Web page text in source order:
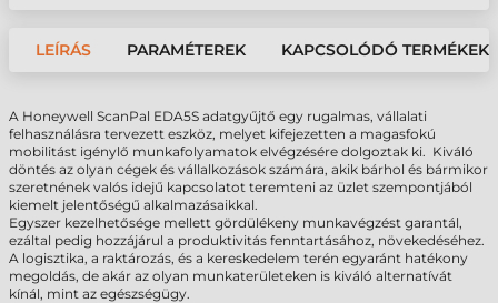
LEÍRÁS PARAMÉTEREK KAPCSOLÓDÓ TERMÉKEK
A Honeywell ScanPal EDA5S adatgyűjtő egy rugalmas, vállalati
felhasználásra tervezett eszköz, melyet kifejezetten a magasfokú
mobilitást igénylő munkafolyamatok elvégzésére dolgoztak ki. Kiváló
döntés az olyan cégek és vállalkozások számára, akik bárhol és bármikor
szeretnének valós idejű kapcsolatot teremteni az üzlet szempontjából
kiemelt jelentőségű alkalmazásaikkal.
Egyszer kezelhetősége mellett gördülékeny munkavégzést garantál,
ezáltal pedig hozzájárul a produktivitás fenntartásához, növekedéséhez.
A logisztika, a raktározás, és a kereskedelem terén egyaránt hatékony
megoldás, de akár az olyan munkaterületeken is kiváló alternatívát
kínál, mint az egészségügy.